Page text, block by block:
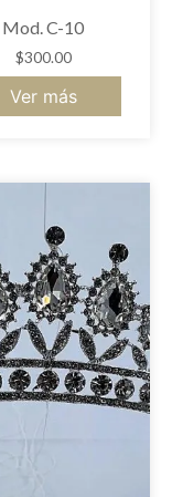
Mod. C-10
$300.00
Ver más